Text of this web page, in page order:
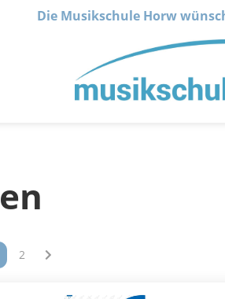
Die Musikschule Horw
êtes sur la page
Vous êtes sur la page
2